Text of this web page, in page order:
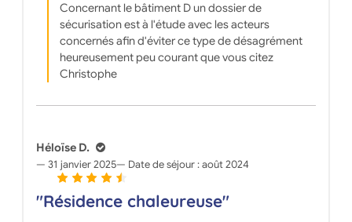
Concernant le bâtiment D un dossier de
sécurisation est à l'étude avec les acteurs
concernés afin d'éviter ce type de désagrément
heureusement peu courant que vous citez
Christophe
Héloïse D.
31 janvier 2025 Date de séjour :août 2024
"Résidence chaleureuse"